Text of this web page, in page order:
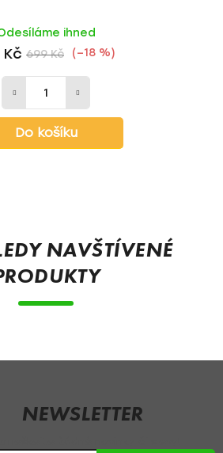
ihned
699 Kč (–18 %)
Do košíku
NAVŠTÍVENÉ
NEWSLETTER